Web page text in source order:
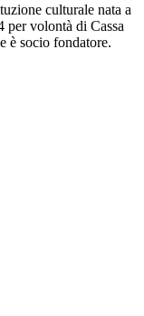
culturale nata a
per volontà di Cassa
è socio fondatore.